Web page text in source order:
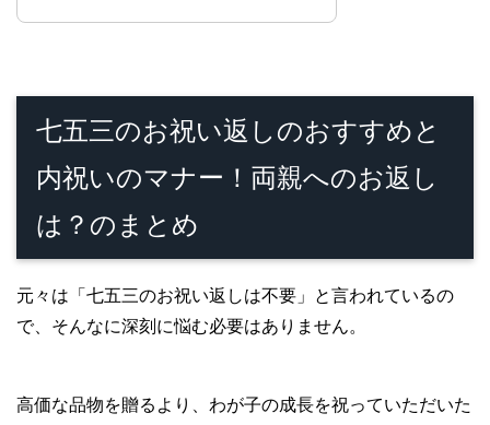
七五三のお祝い返しのおすすめと
内祝いのマナー！両親へのお返し
は？のまとめ
元々は「七五三のお祝い返しは不要」と言われているの
で、そんなに深刻に悩む必要はありません。
高価な品物を贈るより、わが子の成長を祝っていただいた